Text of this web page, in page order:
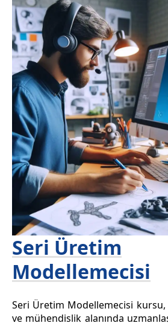
Seri Üretim
Modellemecisi
Seri Üretim Modellemecisi
ve mühendislik alanında